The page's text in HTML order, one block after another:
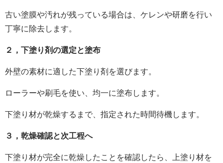
古い塗膜や汚れが残っている場合は、ケレンや研磨を行い
丁寧に除去します。
２，下塗り剤の選定と塗布
外壁の素材に適した下塗り剤を選びます。
ローラーや刷毛を使い、均一に塗布します。
下塗り材が乾燥するまで、指定された時間待機します。
３，乾燥確認と次工程へ
下塗り材が完全に乾燥したことを確認したら、上塗り材を